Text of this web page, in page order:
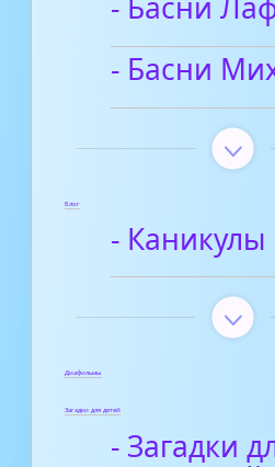
- Басни
Блог
- Каникулы
Диафильмы
Загадки для детей
- Загадки